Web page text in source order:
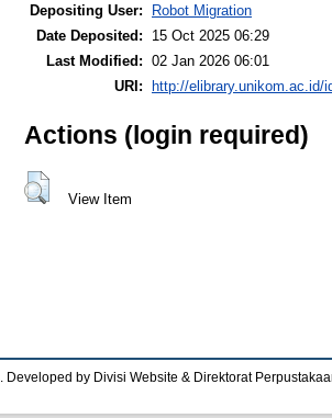
Depositing User:
Robot Migration
Date Deposited:
15 Oct 2025 06:29
Last Modified: 02 Jan 2026 06:01
URI: http://elibrary.unikom.ac.id/
Actions (login required)
View Item
Developed by Divisi Website & Direktorat